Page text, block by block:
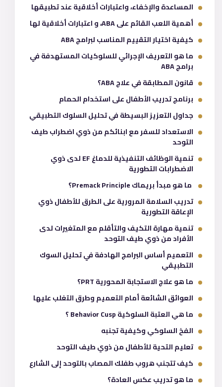
المساعدة والإخفاء، واعتبارات أخلاقية عند تطبيقها
أهمية اللعب القائم على ABA، و اعتبارات أخلاقية لها
كيفية اختيار التقييم المناسب لبرامج ABA
ما هو التعريف الإجرائي للسلوكيات المستهدفة في
برامج ABA
قانون المطابقة في علاج ABA؟
برنامج تدريب الأطفال على استخدام الحمام
جداول التعزيز البسيطة في تحليل السلوك التطبيقي
الاستعداد للسفر مع ابنائكم من ذوي اضطراب طيف
التوحد
تنمية الوظائف التنفيذية للدماغ EF لدى ذوي
الاضطرابات التطورية
ما هو مبدأ بريماك Premack Principle؟
تدريب السلامة المرورية على الطرق للأطفال ذوي
الإعاقة التطورية
تنمية مهارة التكيف والتأقلم مع المتغيرات لدى
الأفراد من ذوي طيف التوحد
التعميم أساس البرامج الهادفة في تحليل السوك
التطبيقي
ما هو علاج الاستجابة المحورية PRT؟
العوائق الشائعة أمام التعميم وطرق التغلب عليها
ما هي العتبة السلوكية Behavior Cusp ؟
الفخ السلوكي وكيفية تجنبه
تعليم التحية للأطفال من ذوي طيف التوحد
كيف تتجنب هروب طفلك المصاب بالتوحد إلى الشارع
ما هو تدريب عكس العادة؟